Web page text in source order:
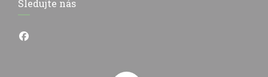
Sledujte nás
Facebook ((otevře se v novém okně))